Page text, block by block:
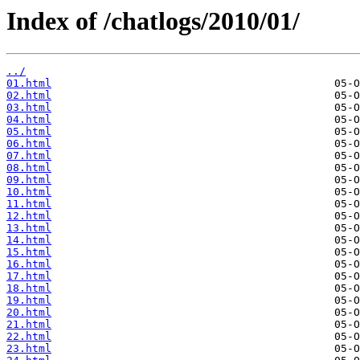
Index of /chatlogs/2010/01/
../
01.html
02.html
03.html
04.html
05.html
06.html
07.html
08.html
09.html
10.html
11.html
12.html
13.html
14.html
15.html
16.html
17.html
18.html
19.html
20.html
21.html
22.html
23.html